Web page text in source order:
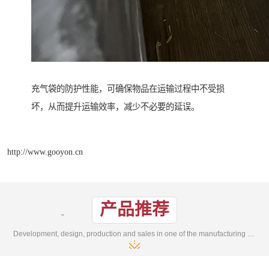
充气袋的防护性能，可确保物品在运输过程中不受损
坏，从而提升运输效率，减少不必要的延误。
http://www.gooyon.cn
产品推荐